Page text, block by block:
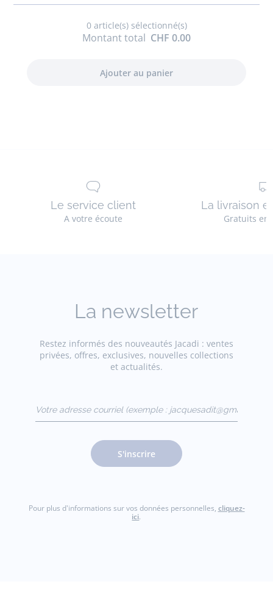
en
0article(s) sélectionné(s)
Montant total CHF 0.00
Le service client
A votre écoute
La livraison
Gratuits en
La newsletter
Restez informés des nouveautés Jacadi : ventes
privées, offres, exclusives, nouvelles collections
et actualités.
(exemple :
jacquesadit@gmail.com)
S'inscrire
Pour plus d'informations sur vos données personnelles, cliquez-
ici.